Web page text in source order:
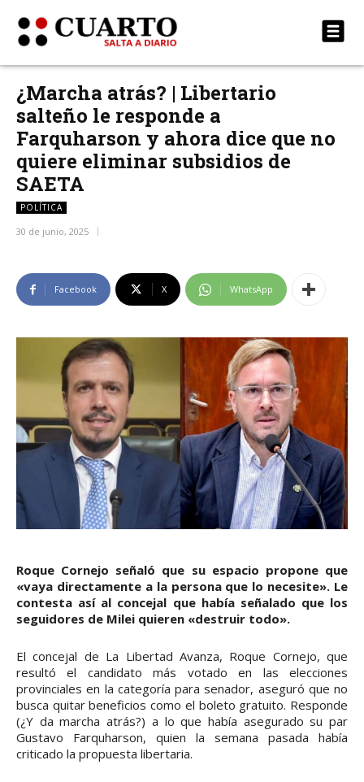
¿Marcha atrás? | Libertario
salteño le responde a
Farquharson y ahora dice que no
quiere eliminar subsidios de
SAETA
POLÍTICA
30 de junio, 2025
Facebook X WhatsApp
Roque Cornejo señaló que su espacio propone que
«vaya directamente a la persona que lo necesite». Le
contesta así al concejal que había señalado que los
seguidores de Milei quieren «destruir todo».
El concejal de La Libertad Avanza, Roque Cornejo, que
resultó el candidato más votado en las elecciones
provinciales en la categoría para senador, aseguró que no
busca quitar beneficios como el boleto gratuito. Responde
(¿Y da marcha atrás?) a lo que había asegurado su par
Gustavo Farquharson, quien la semana pasada había
criticado la propuesta libertaria.